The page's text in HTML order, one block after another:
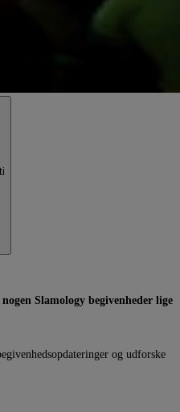
Slamology begivenheder lige
og udforske